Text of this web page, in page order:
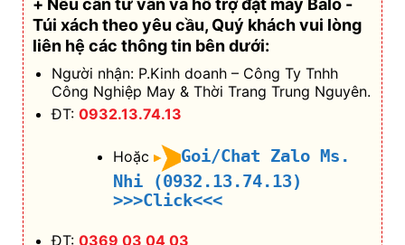
+ Nếu cần tư vấn và hỗ trợđặt may Balo -
Túi xách theo yêu cầu, Quý khách vui lòng
liên hệ các thông tin bên dưới:
Người nhận: P.Kinh doanh – Công Ty Tnhh
Công Nghiệp May & Thời Trang Trung Nguyên.
ĐT: 0932.13.74.13
Hoặc
Goi/Chat Zalo Ms.
Nhi (0932.13.74.13)
>>>Click<<<
ĐT: 0369 03 04 03